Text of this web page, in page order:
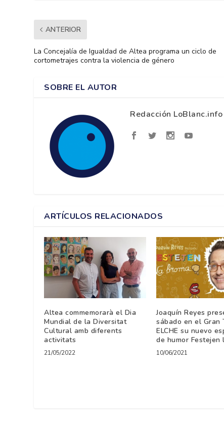
ANTERIOR
La Concejalía de Igualdad de Altea programa un ciclo de
cortometrajes contra la violencia de género
SOBRE EL AUTOR
Redacción LoBlanc.info
ARTÍCULOS RELACIONADOS
Altea commemorarà el Dia
Mundial de la Diversitat
Cultural amb diferents
activitats
21/05/2022
Joaquín Reyes
sábado en el Gran
ELCHE su nuevo
de humor Festejen
10/06/2021